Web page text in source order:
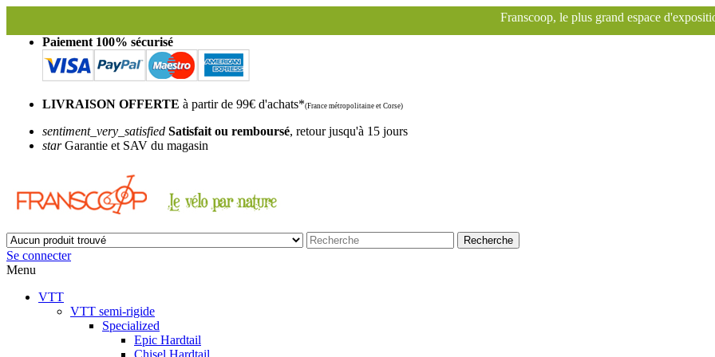
Franscoop, le plus grand espace d'exposition
Paiement 100% sécurisé
LIVRAISON OFFERTE à partir de 99€ d'achats*(France métropolitaine et Corse)
sentiment_very_satisfied Satisfait ou remboursé, retour jusqu'à 15 jours
starGarantie et SAV du magasin
Recherche
Se connecter
Menu
VTT
VTT semi-rigide
Specialized
Epic Hardtail
Chisel Hardtail